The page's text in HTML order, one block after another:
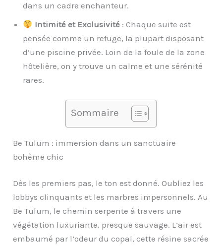
dans un cadre enchanteur.
Intimité et Exclusivité: Chaque suite est
pensée comme un refuge, la plupart disposant
d’une piscine privée. Loin de la foule de la zone
hôtelière, on y trouve un calme et une sérénité
rares.
Sommaire
Be Tulum : immersion dans un sanctuaire
bohème chic
Dès les premiers pas, le ton est donné. Oubliez les
lobbys clinquants et les marbres impersonnels. Au
Be Tulum, le chemin serpente à travers une
végétation luxuriante, presque sauvage. L’air est
embaumé par l’odeur du copal, cette résine sacrée